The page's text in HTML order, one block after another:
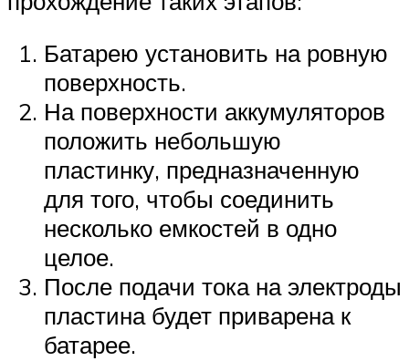
Батарею установить на ровную
поверхность.
На поверхности аккумуляторов
положить небольшую
пластинку, предназначенную
для того, чтобы соединить
несколько емкостей в одно
целое.
После подачи тока на электроды
пластина будет приварена к
батарее.